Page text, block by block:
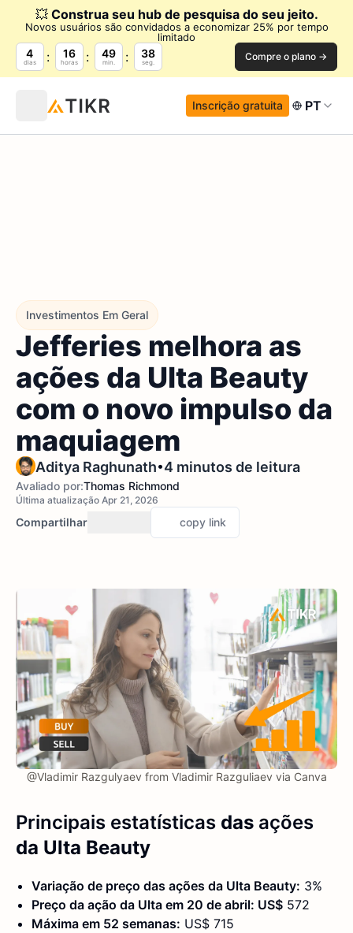
💥 Construa seu hub de pesquisa do seu jeito.
Novos usuários são convidados a economizar 25% por tempo
limitado
4
dias
16
horas
49
min.
37
seg. Compre o plano →
Inscrição gratuita PT
Investimentos Em Geral
Jefferies melhora as
ações da Ulta Beauty
com o novo impulso da
maquiagem
Aditya Raghunath•4 minutos de leitura
Avaliado por:Thomas Richmond
Última atualização Apr 21, 2026
Compartilhar copy link
@Vladimir Razgulyaev from Vladimir Razguliaev via Canva
Principais estatísticas das ações
da Ulta Beauty
Variação de preço das ações da Ulta Beauty: 3%
Preço da ação da Ulta em 20 de abril: US$ 572
Máxima em 52 semanas: US$ 715